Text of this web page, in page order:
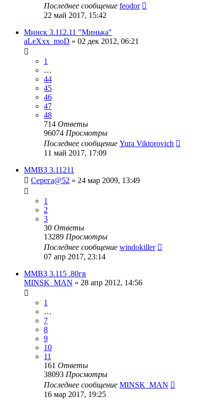
Последнее сообщение feodor
22 май 2017, 15:42
Минск 3.112.11 "Минька"
aLeXxx_moD » 02 дек 2012, 06:21
1
…
44
45
46
47
48
714 Ответы
96074 Просмотры
Последнее сообщение Yura Viktorovich
11 май 2017, 17:09
ММВЗ 3.11211
Серега@52 » 24 мар 2009, 13:49
1
2
3
30 Ответы
13289 Просмотры
Последнее сообщение windokiller
07 апр 2017, 23:14
ММВЗ 3.115 .80гв
MINSK_MAN » 28 апр 2012, 14:56
1
…
7
8
9
10
11
161 Ответы
38093 Просмотры
Последнее сообщение MINSK_MAN
16 мар 2017, 19:25